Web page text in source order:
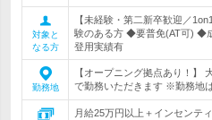
対象と
なる方
【未経験・第二新卒歓迎／
験のある方 ◆要普免(AT可) ◆
登用実績有
勤務地
【オープニング拠点あり！】
で勤務いただきます ※勤務地
月給25万円以上＋インセンテ